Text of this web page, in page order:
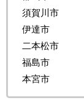
須賀川市
伊達市
二本松市
福島市
本宮市